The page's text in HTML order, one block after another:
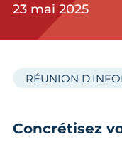
23 mai 2025
RÉUNION
Concrétisez